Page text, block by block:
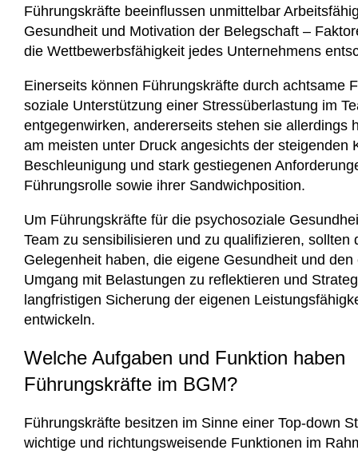
Führungskräfte beeinflussen unmittelbar
Gesundheit und Motivation der Belegschaft –
die Wettbewerbsfähigkeit jedes Unternehmens
Einerseits können Führungskräfte durch achtsame
soziale Unterstützung einer Stressüberlastung im
entgegenwirken, andererseits stehen sie allerdings
am meisten unter Druck angesichts der steigenden
Beschleunigung und stark gestiegenen
Führungsrolle sowie ihrer Sandwichposition.
Um Führungskräfte für die psychosoziale
Team zu sensibilisieren und zu qualifizieren, sollten
Gelegenheit haben, die eigene Gesundheit und den
Umgang mit Belastungen zu reflektieren und
langfristigen Sicherung der eigenen
entwickeln.
Welche Aufgaben und Funktion haben
Führungskräfte im BGM?
Führungskräfte besitzen im Sinne einer Top-down
wichtige und richtungsweisende Funktionen im